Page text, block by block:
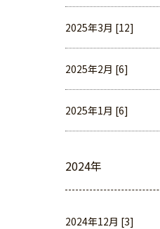
2025年3月 [12]
2025年2月 [6]
2025年1月 [6]
2024年
2024年12月 [3]